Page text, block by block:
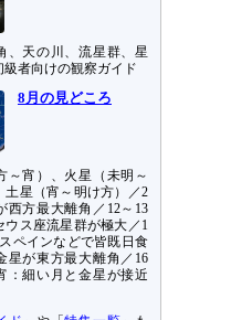
、天の川、流星群、星
級者向けの観察ガイド
8月の見どころ
～宵）、火星（未明～
土星（宵～明け方）／2
西方最大離角／12～13
ウス座流星群が極大／1
ペインなどで皆既日食
星が東方最大離角／16
：細い月と金星が接近